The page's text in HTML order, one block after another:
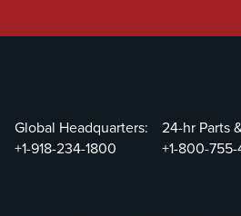
Global Headquarters:
+1-918-234-1800
24-hr Parts
+1-800-